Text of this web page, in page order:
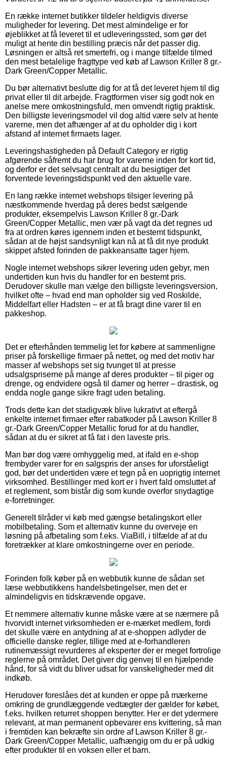
En række internet butikker tildeler heldigvis diverse
muligheder for levering. Det mest almindelige er for
øjeblikket at få leveret til et udleveringssted, som gør det
muligt at hente din bestilling præcis når det passer dig.
Løsningen er altså ret smertefri, og i mange tilfælde tilmed
den mest betalelige fragttype ved køb af Lawson Kriller 8 gr.-
Dark Green/Copper Metallic.
Du bør alternativt beslutte dig for at få det leveret hjem til dig
privat eller til dit arbejde. Fragtformen viser sig godt nok en
anelse mere omkostningsfuld, men omvendt rigtig praktisk.
Den billigste leveringsmodel vil dog altid være selv at hente
varerne, men det afhænger af at du opholder dig i kort
afstand af internet firmaets lager.
Leveringshastigheden på Default Category er rigtig
afgørende såfremt du har brug for varerne inden for kort tid,
og derfor er det selvsagt centralt at du besigtiger det
forventede leveringstidspunkt ved den aktuelle vare.
En lang række internet webshops tilsiger levering på
næstkommende hverdag på deres bedst sælgende
produkter, eksempelvis Lawson Kriller 8 gr.-Dark
Green/Copper Metallic, men vær på vagt da det regnes ud
fra at ordren køres igennem inden et bestemt tidspunkt,
sådan at de højst sandsynligt kan nå at få dit nye produkt
skippet afsted forinden de pakkeansatte tager hjem.
Nogle internet webshops sikrer levering uden gebyr, men
undertiden kun hvis du handler for en bestemt pris.
Derudover skulle man vælge den billigste leveringsversion,
hvilket ofte – hvad end man opholder sig ved Roskilde,
Middelfart eller Hadsten – er at få bragt dine varer til en
pakkeshop.
Det er efterhånden temmelig let for købere at sammenligne
priser på forskellige firmaer på nettet, og med det motiv har
masser af webshops set sig tvunget til at presse
udsalgspriserne på mange af deres produkter – til piger og
drenge, og endvidere også til damer og herrer – drastisk, og
endda nogle gange sikre fragt uden betaling.
Trods dette kan det stadigvæk blive lukrativt at eftergå
enkelte internet firmaer efter rabatkoder på Lawson Kriller 8
gr.-Dark Green/Copper Metallic forud for at du handler,
sådan at du er sikret at få fat i den laveste pris.
Man bør dog være omhyggelig med, at ifald en e-shop
frembyder varer for en salgspris der anses for uforståeligt
god, bør det undertiden være et tegn på en uoprigtig internet
virksomhed. Bestillinger med kort er i hvert fald omsluttet af
et reglement, som bistår dig som kunde overfor snydagtige
e-forretninger.
Generelt tilråder vi køb med gængse betalingskort eller
mobilbetaling. Som et alternativ kunne du overveje en
løsning på afbetaling som f.eks. ViaBill, i tilfælde af at du
foretrækker at klare omkostningerne over en periode.
Forinden folk køber på en webbutik kunne de sådan set
læse webbutikkens handelsbetingelser, men det er
almindeligvis en tidskrævende opgave.
Et nemmere alternativ kunne måske være at se nærmere på
hvorvidt internet virksomheden er e-mærket medlem, fordi
det skulle være en antydning af at e-shoppen adlyder de
officielle danske regler, tillige med at e-forhandleren
rutinemæssigt revurderes af eksperter der er meget fortrolige
reglerne på området. Det giver dig genvej til en hjælpende
hånd, for så vidt du bliver udsat for vanskeligheder med dit
indkøb.
Herudover foreslåes det at kunden er oppe på mærkerne
omkring de grundlæggende vedtægter der gælder for købet,
f.eks. hvilken returret shoppen benytter. Her er det ydermere
relevant, at man permanent opbevarer ens kvittering, så man
i fremtiden kan bekræfte sin ordre af Lawson Kriller 8 gr.-
Dark Green/Copper Metallic, uafhængig om du er på udkig
efter produkter til en voksen eller et barn.